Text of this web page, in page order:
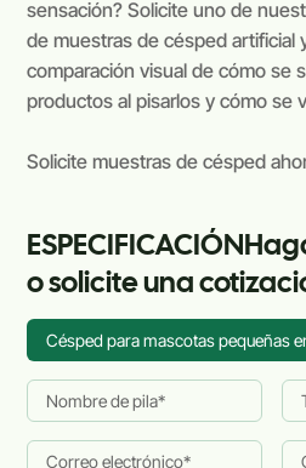
sensación? Solicite uno de
de muestras de césped artificial
comparación visual de cómo se
productos al pisarlos y cómo se
Solicite muestras de césped
o solicite una